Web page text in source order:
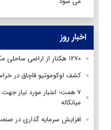
اخبار روز
۱۲۷۰ هکتار از اراضی ساحلی مکران زیر کشت میگو رفت
کشف لوکوموتیو قاچاق در
۷ همت؛ اعتبار مورد نیاز
میانکاله
افزایش سرمایه گذاری در